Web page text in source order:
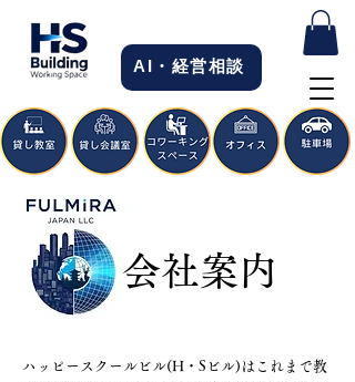
AI・経営相談
会社案内
ハッピースクールビル(H・Sビル)はこれまで教